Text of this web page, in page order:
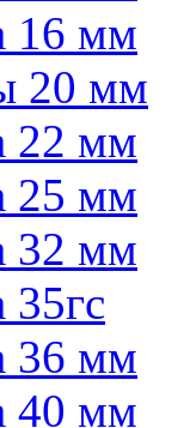
16 мм
20 мм
22 мм
25 мм
32 мм
35гс
36 мм
40 мм